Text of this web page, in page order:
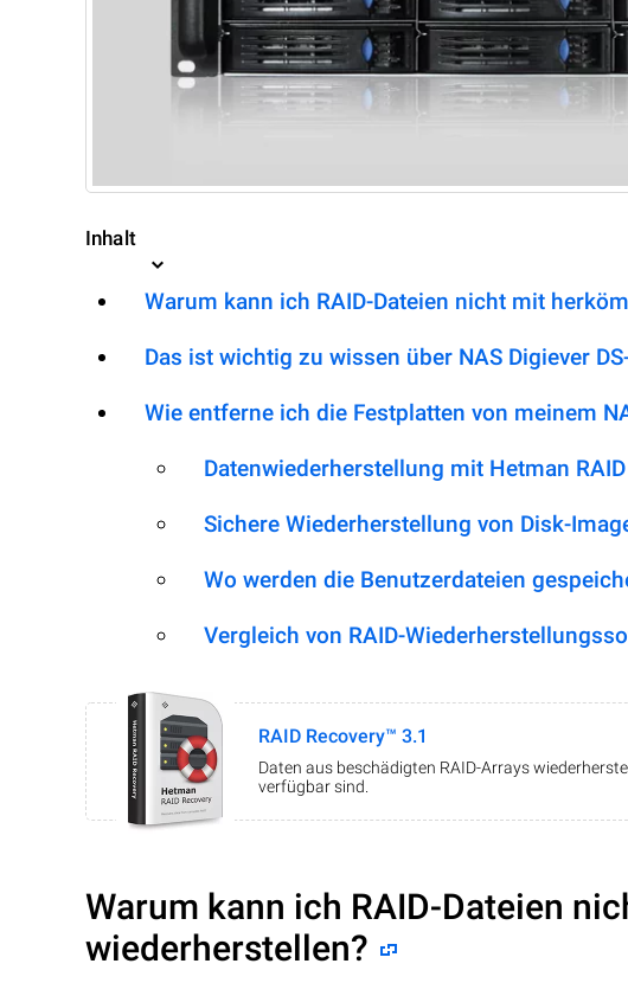
Inhalt
Warum kann ich RAID-Dateien nicht mit
Das ist wichtig zu wissen über NAS Digiever
Wie entferne ich die Festplatten von meinem
Datenwiederherstellung mit Hetman
Sichere Wiederherstellung von Disk-
Wo werden die Benutzerdateien
Vergleich von RAID-
RAID Recovery™ 3.1
Daten aus beschädigten RAID-Arrays
verfügbar sind.
Warum kann ich RAID-Dateien
wiederherstellen?